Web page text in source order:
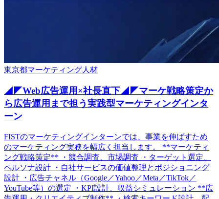
東京都マーケティング人材
◢◤Web広告運用×社長直下◢◤マーケ戦略策定か
ら広告運用まで担う実践型マーケティングインタ
ーン
FISTのマーケティングインターンでは、事業を伸ばすため
のマーケティング実務を幅広く担当します。 **マーケティ
ング戦略策定** ・競合調査、市場調査 ・ターゲット選定、
ペルソナ設計 ・自社サービスの価値整理とポジショニング
設計 ・広告チャネル（Google／Yahoo／Meta／TikTok／
YouTube等）の選定 ・KPI設計、収益シミュレーション **広